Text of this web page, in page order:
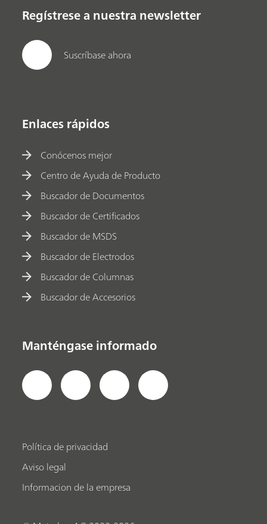
Regístrese a nuestra newsletter
Suscríbase ahora
Enlaces rápidos
Conócenos mejor
Centro de Ayuda de Producto
Buscador de Documentos
Buscador de Certificados
Buscador de MSDS
Buscador de Electrodos
Buscador de Columnas
Buscador de Accesorios
Manténgase informado
Política de privacidad
Aviso legal
Informacion de la empresa